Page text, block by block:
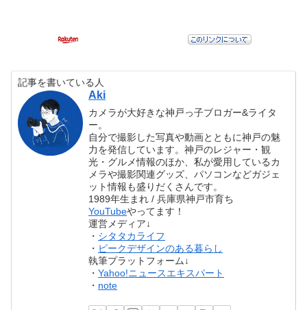
記事を書いている人
Aki
カメラが大好きな神戸っ子ブロガー&ライタ
ー。
自分で撮影した写真や動画とともに神戸の魅
力を発信しています。神戸のレジャー・観
光・グルメ情報のほか、私が愛用しているカ
メラや撮影関連グッズ、パソコンなどガジェ
ット情報も盛りだくさんです。
1989年生まれ / 兵庫県神戸市育ち
YouTubeやってます！
運営メディア↓
・ シタタカライフ
・ ピークデザインのある暮らし
執筆プラットフォーム↓
・Yahoo!ニュースエキスパート
・ note